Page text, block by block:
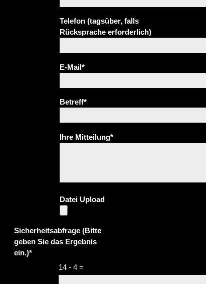
Telefon (tagsüber, falls
Rücksprache erforderlich)
E-Mail*
Betreff*
Ihre Mitteilung*
Datei Upload
Sicherheitsabfrage (Bitte
geben Sie das Ergebnis
ein.)*
14 - 4 =